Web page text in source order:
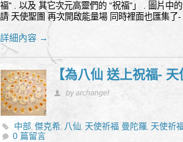
福" . 以及 其它次元高靈們的 “祝福"」 . 圖片中
請 天使聖團 再次開啟能量場 同時裡面也匯集了-
詳細內容 →
【為八仙 送上祝福-
by archangel
中部,傑克希, 八仙, 天使祈福 曼陀羅, 天使祈
0 篇留言